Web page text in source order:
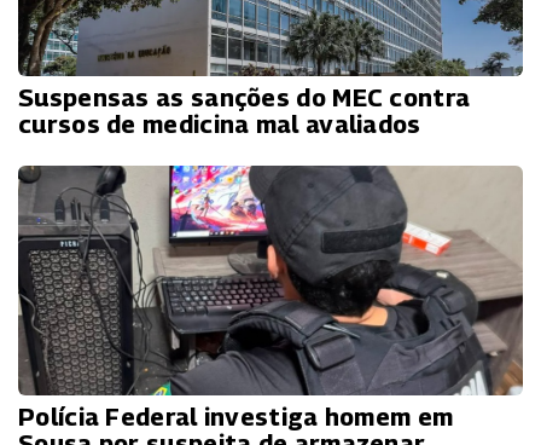
Suspensas as sanções do MEC contra
cursos de medicina mal avaliados
Polícia Federal investiga homem em